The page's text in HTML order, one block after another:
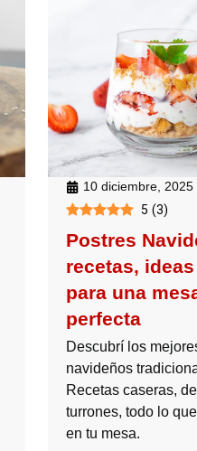
10 diciembre, 2025
5 (3)
Postres
recetas,
para una
perfecta
Descubrí los
navideños
Recetas caseras,
turrones, todo lo
en tu mesa.